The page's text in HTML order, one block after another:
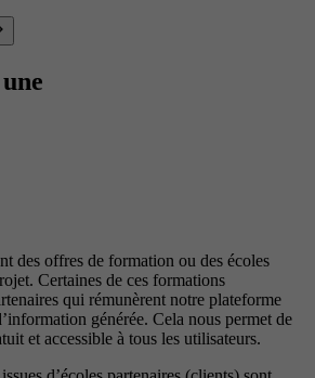
des offres de formation ou des écoles
Certaines de ces formations
qui rémunèrent notre plateforme
générée. Cela nous permet de
et accessible à tous les utilisateurs.